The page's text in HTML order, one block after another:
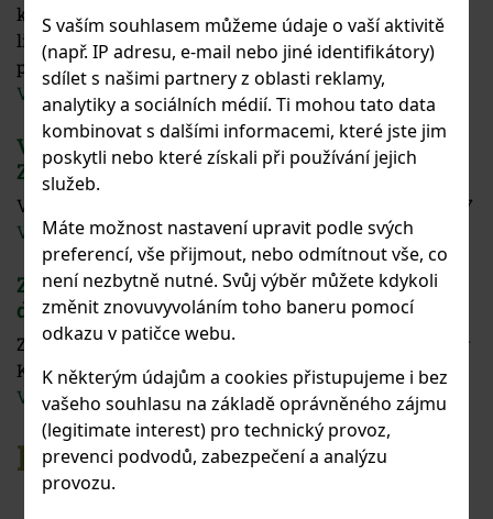
S vaším souhlasem můžeme údaje o vaší aktivitě
(např. IP adresu, e-mail nebo jiné identifikátory)
sdílet s našimi partnery z oblasti reklamy,
analytiky a sociálních médií. Ti mohou tato data
kombinovat s dalšími informacemi, které jste jim
poskytli nebo které získali při používání jejich
služeb.
Máte možnost nastavení upravit podle svých
preferencí, vše přijmout, nebo odmítnout vše, co
není nezbytně nutné. Svůj výběr můžete kdykoli
změnit znovuvyvoláním toho baneru pomocí
odkazu v patičce webu.
K některým údajům a cookies přistupujeme i bez
vašeho souhlasu na základě oprávněného zájmu
(legitimate interest) pro technický provoz,
prevenci podvodů, zabezpečení a analýzu
provozu.
koncertě se představí žáci hudebního, tanečního a
literárně-dramatického oboru. Večer nabídne pestrý
program plný hudby, pohybu i slova v podání žá...
Více
VÝSLEDKY PŘIJÍMACÍCH TALENTOVÝCH
ZKOUŠEK NA ŠKOLNÍ ROK 2026/2027
Výsledky přijímacích zkoušek na školní rok 2026/2027
Více
Závěrečné vystoupení Literárně-
dramatického oboru
Závěrečné vystoupení Literárně-dramatického oboru v
KD Mlejn 29. května od 17:00 hodin
Více
KALENDÁŘ